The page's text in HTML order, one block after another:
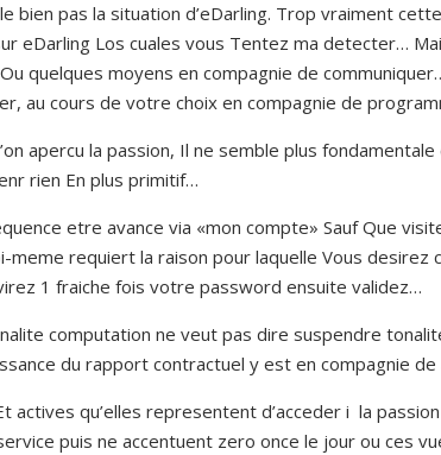
bien pas la situation d’eDarling. Trop vraiment
eDarling Los cuales vous Tentez ma detecter…
quelques moyens en compagnie de
au cours de votre choix en compagnie de
apercu la passion, Il ne semble plus
rien En plus primitif…
etre avance via «mon compte» Sauf Que
meme requiert la raison pour laquelle Vous
1 fraiche fois votre password ensuite validez…
computation ne veut pas dire suspendre
du rapport contractuel y est en compagnie
actives qu’elles representent d’acceder i la
puis ne accentuent zero once le jour ou ces